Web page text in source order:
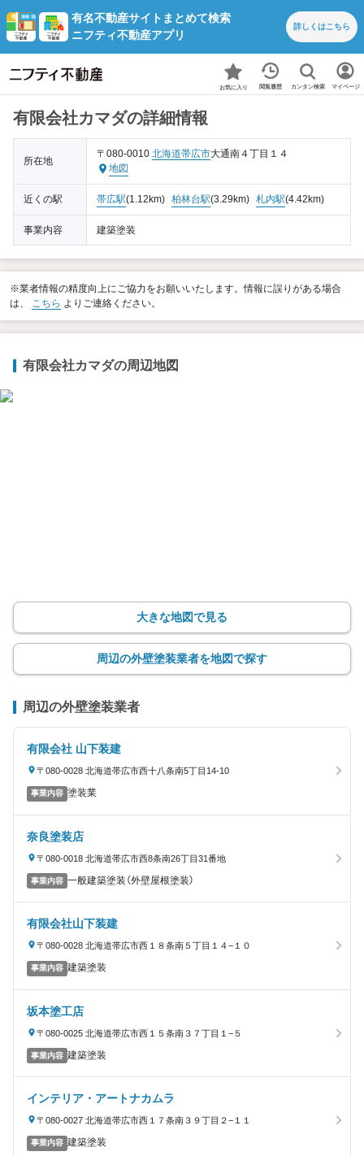
有名不動産サイトまとめて検索
ニフティ不動産アプリ
詳しくはこちら
お気に入り 閲覧履歴 カンタン検索 マイページ
有限会社カマダの詳細情報
所在地
〒080-0010 北海道帯広市大通南４丁目１４
地図
近くの駅 帯広駅(1.12km) 柏林台駅(3.29km) 札内駅(4.42km)
事業内容 建築塗装
※業者情報の精度向上にご協力をお願いいたします。情報に誤りがある場合
は、 こちら よりご連絡ください。
有限会社カマダの周辺地図
大きな地図で見る
周辺の外壁塗装業者を地図で探す
周辺の外壁塗装業者
有限会社 山下装建
〒080-0028 北海道帯広市西十八条南5丁目14-10
事業内容 塗装業
奈良塗装店
〒080-0018 北海道帯広市西8条南26丁目31番地
事業内容 一般建築塗装（外壁屋根塗装）
有限会社山下装建
〒080-0028 北海道帯広市西１８条南５丁目１４−１０
事業内容 建築塗装
坂本塗工店
〒080-0025 北海道帯広市西１５条南３７丁目１−５
事業内容 建築塗装
インテリア・アートナカムラ
〒080-0027 北海道帯広市西１７条南３９丁目２−１１
事業内容 建築塗装